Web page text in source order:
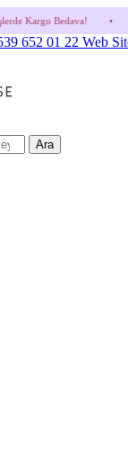
HOSGELDIN30
652 01 22 Web
Ara